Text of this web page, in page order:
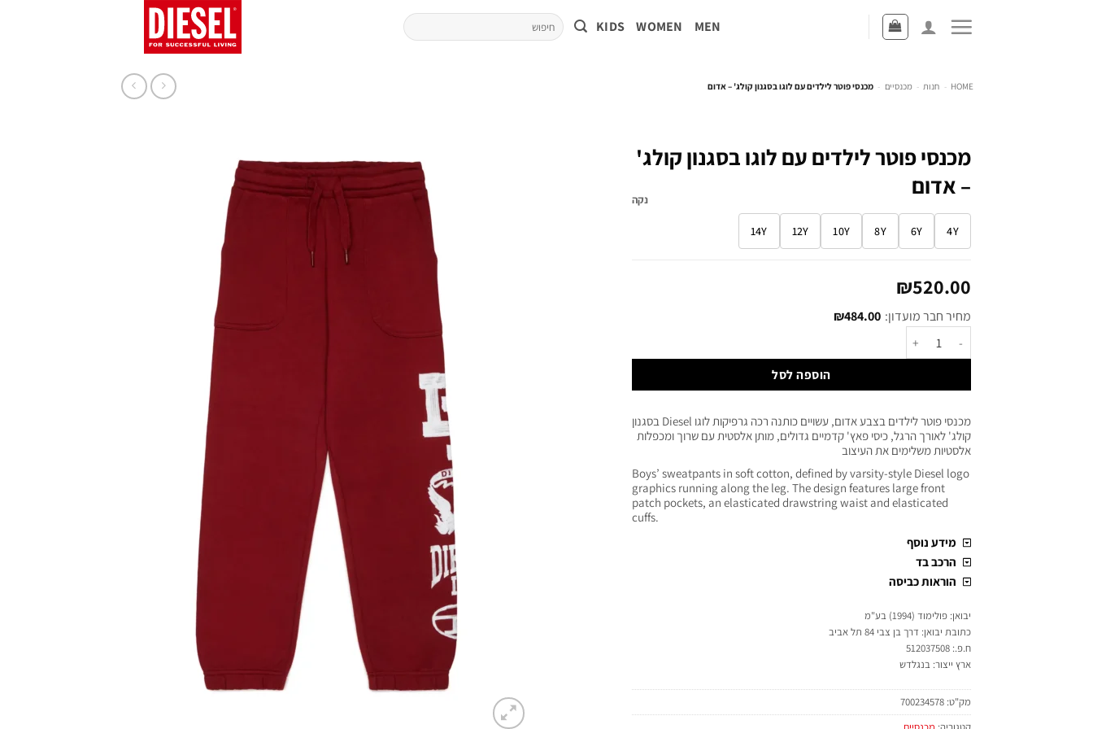
MEN
WOMEN
KIDS
HOME
- חנות - מכנסיים - מכנסי פוטר לילדים עם לוגו בסגנון קולג' – אדום
מכנסי פוטר לילדים עם לוגו בסגנון קולג'
– אדום
4Y
6Y
8Y
10Y
12Y
14Y
נקה
₪520.00
מחיר חבר מועדון: ₪484.00
הוספה לסל
מכנסי פוטר לילדים בצבע אדום, עשויים כותנה רכה גרפיקות לוגו Diesel בסגנון
קולג' לאורך הרגל, כיסי פאץ' קדמיים גדולים, מותן אלסטית עם שרוך ומכפלות
אלסטיות משלימים את העיצוב
Boys’ sweatpants in soft cotton, defined by varsity-style Diesel logo
graphics running along the leg. The design features large front
patch pockets, an elasticated drawstring waist and elasticated
cuffs.
מידע נוסף
הרכב בד
הוראות כביסה
יבואן: פולימוד (1994) בע"מ
כתובת יבואן: דרך בן צבי 84 תל אביב
ח.פ.: 512037508
ארץ ייצור: בנגלדש
מק"ט: 700234578